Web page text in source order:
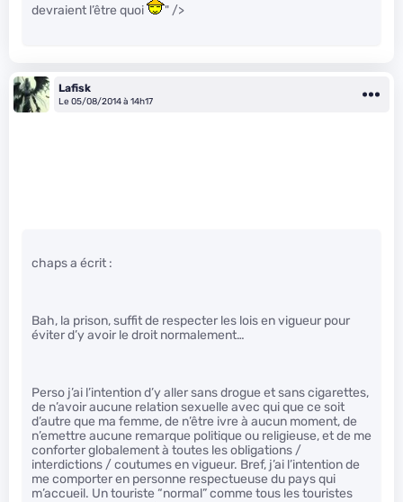
devraient l’être quoi
" />
Lafisk
Le 05/08/2014 à 14h17
chaps a écrit :
Bah, la prison, suffit de respecter les lois en vigueur pour
éviter d’y avoir le droit normalement…
Perso j’ai l’intention d’y aller sans drogue et sans cigarettes,
de n’avoir aucune relation sexuelle avec qui que ce soit
d’autre que ma femme, de n’être ivre à aucun moment, de
n’emettre aucune remarque politique ou religieuse, et de me
conforter globalement à toutes les obligations /
interdictions / coutumes en vigueur. Bref, j’ai l’intention de
me comporter en personne respectueuse du pays qui
m’accueil. Un touriste “normal” comme tous les touristes